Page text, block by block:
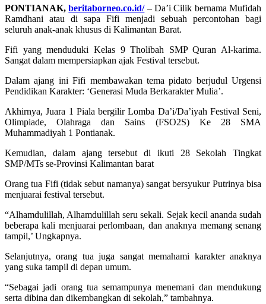
PONTIANAK,beritaborneo.co.id/– Da’i Cilik bernama Mufidah
Ramdhani atau di sapa Fifi menjadi sebuah percontohan bagi
seluruh anak-anak khusus di Kalimantan Barat.
Fifi yang menduduki Kelas 9 Tholibah SMP Quran Al-karima.
Sangat dalam mempersiapkan ajak Festival tersebut.
Dalam ajang ini Fifi membawakan tema pidato berjudul Urgensi
Pendidikan Karakter: ‘Generasi Muda Berkarakter Mulia’.
Akhirnya, Juara 1 Piala bergilir Lomba Da’i/Da’iyah Festival Seni,
Olimpiade, Olahraga dan Sains (FSO2S) Ke 28 SMA
Muhammadiyah 1 Pontianak.
Kemudian, dalam ajang tersebut di ikuti 28 Sekolah Tingkat
SMP/MTs se-Provinsi Kalimantan barat
Orang tua Fifi (tidak sebut namanya) sangat bersyukur Putrinya bisa
menjuarai festival tersebut.
“Alhamdulillah, Alhamdulillah seru sekali. Sejak kecil ananda sudah
beberapa kali menjuarai perlombaan, dan anaknya memang senang
tampil,’ Ungkapnya.
Selanjutnya, orang tua juga sangat memahami karakter anaknya
yang suka tampil di depan umum.
“Sebagai jadi orang tua semampunya menemani dan mendukung
serta dibina dan dikembangkan di sekolah,” tambahnya.